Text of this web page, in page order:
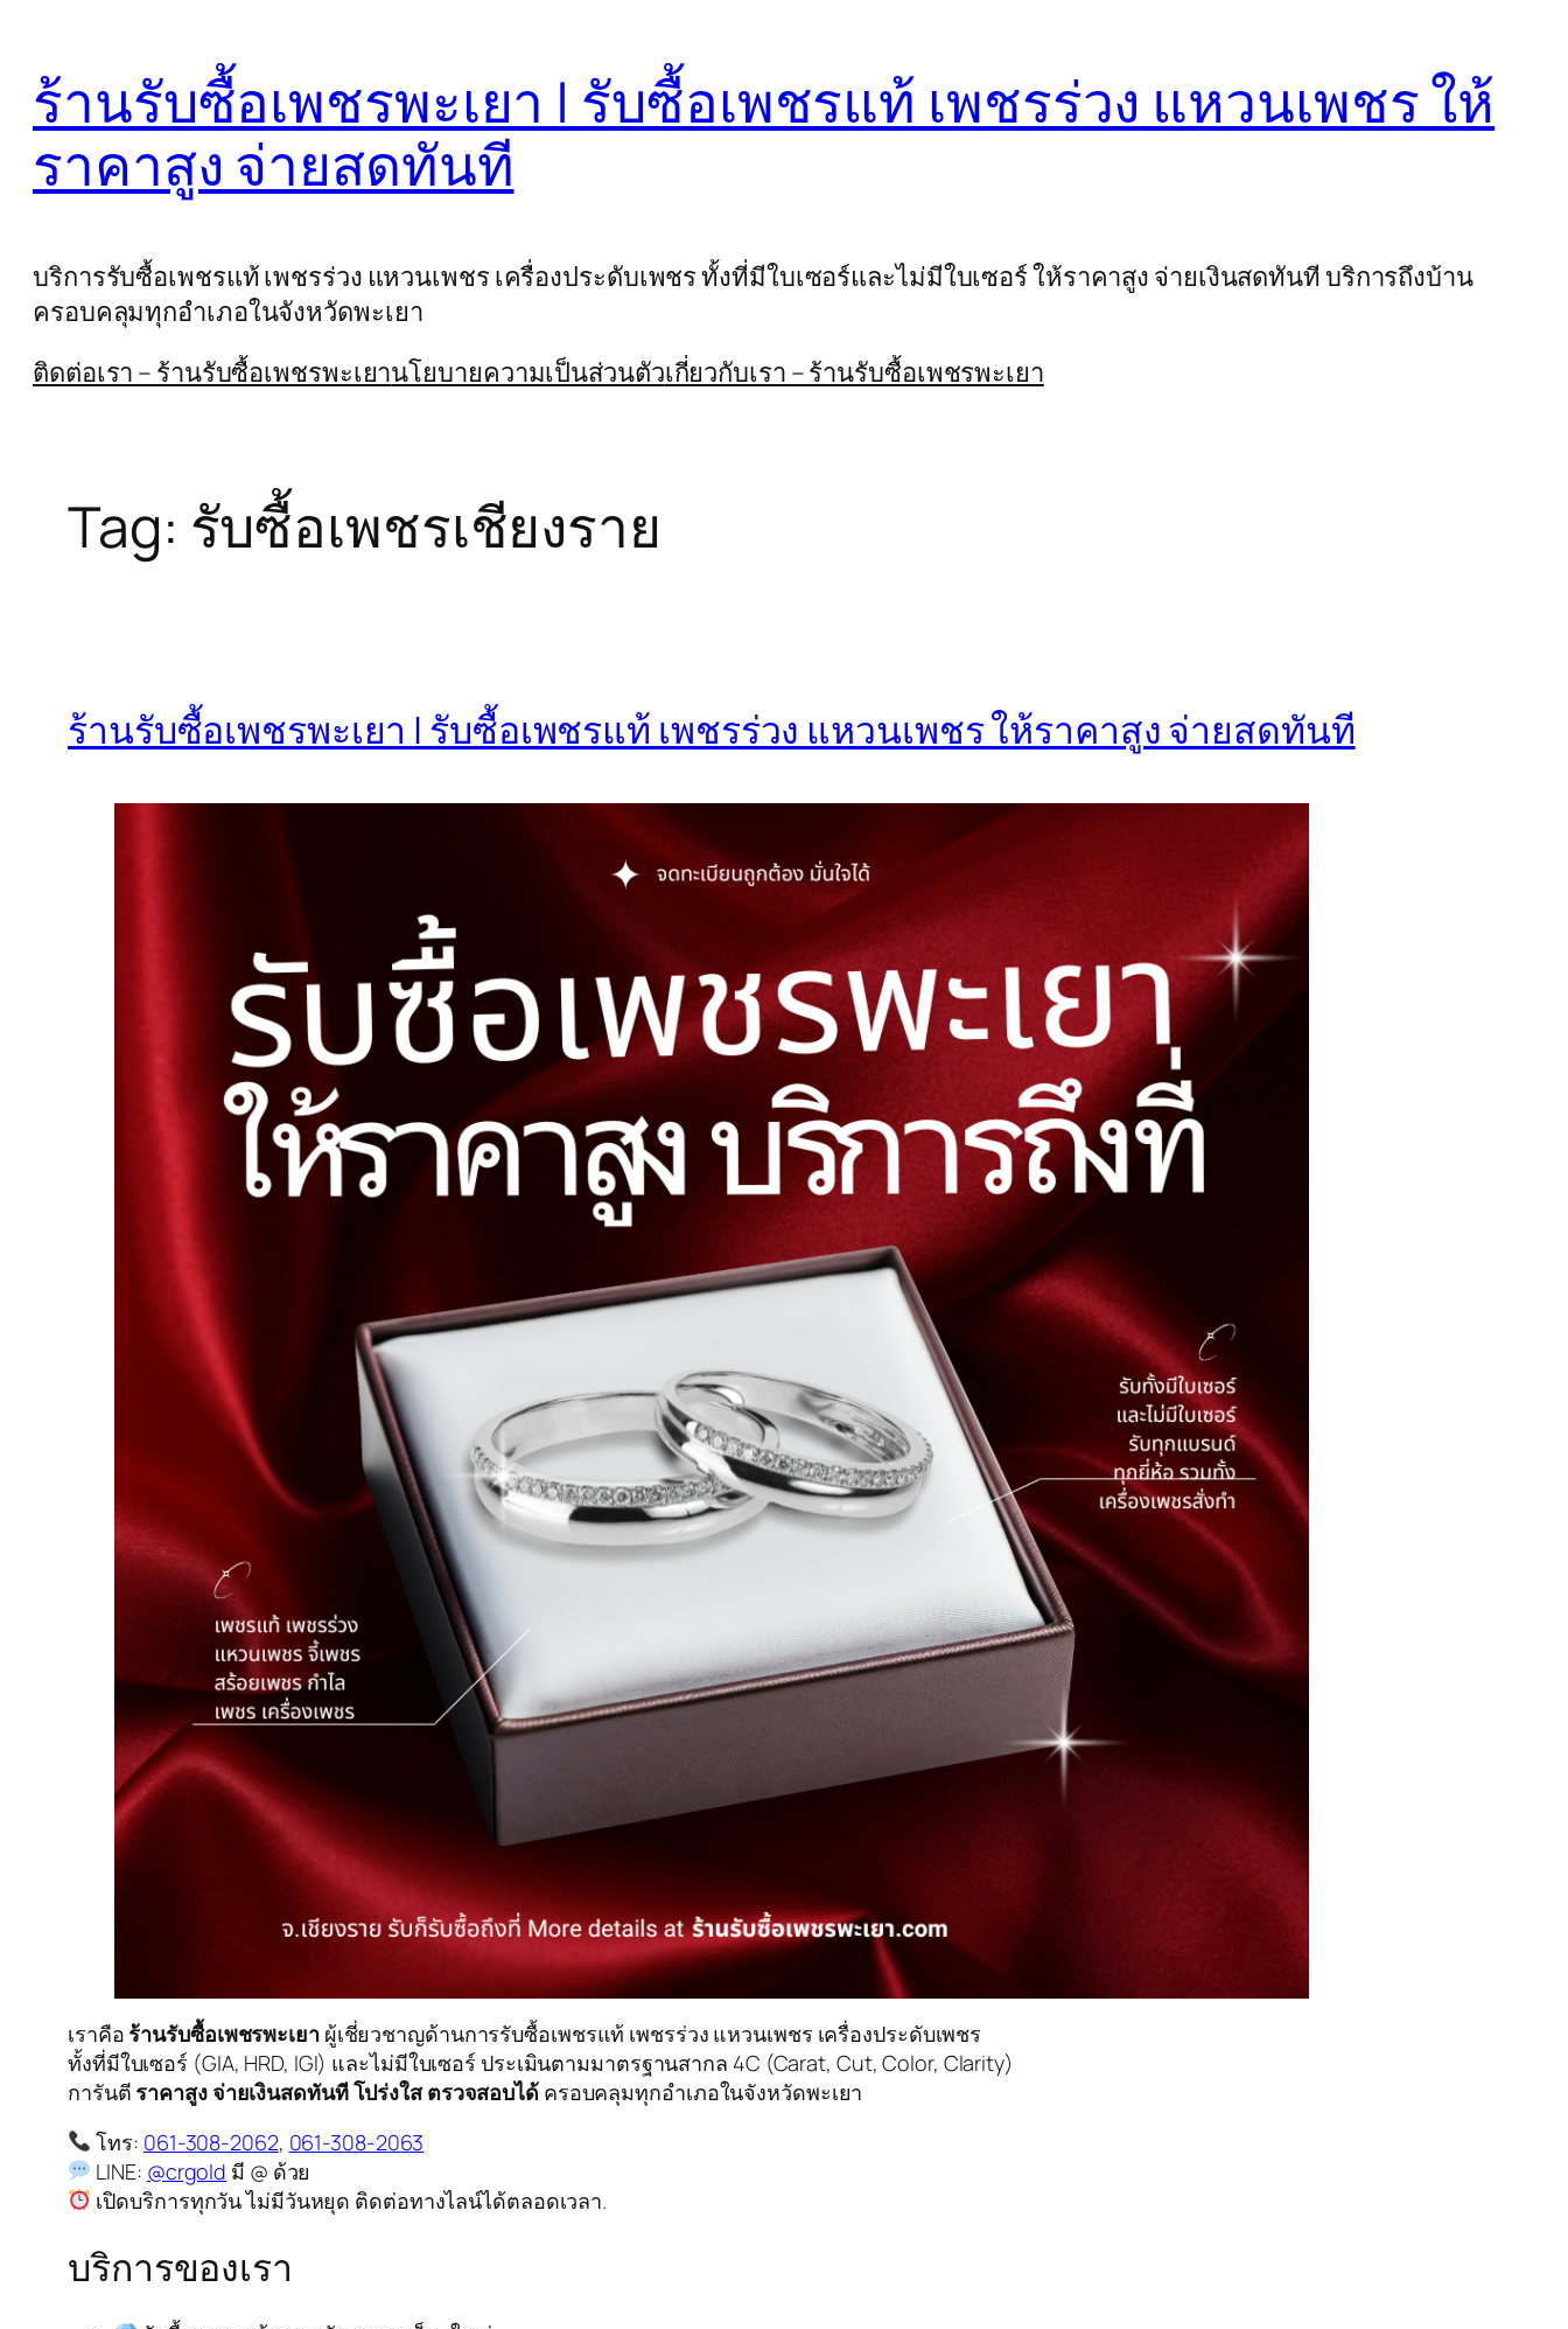
content
ร้านรับซื้อเพชรพะเยา | รับซื้อเพชรแท้ เพชรร่วง แหวนเพชร ให้
ราคาสูง จ่ายสดทันที
บริการรับซื้อเพชรแท้ เพชรร่วง แหวนเพชร เครื่องประดับเพชร ทั้งที่มีใบเซอร์และไม่มีใบเซอร์ ให้ราคาสูง จ่ายเงินสดทันที บริการถึงบ้าน
ครอบคลุมทุกอำเภอในจังหวัดพะเยา
ติดต่อเรา – ร้านรับซื้อเพชรพะเยานโยบายความเป็นส่วนตัวเกี่ยวกับเรา – ร้านรับซื้อเพชรพะเยา
Tag: รับซื้อเพชรเชียงราย
ร้านรับซื้อเพชรพะเยา | รับซื้อเพชรแท้ เพชรร่วง แหวนเพชร ให้ราคาสูง จ่ายสดทันที
เราคือ ร้านรับซื้อเพชรพะเยาผู้เชี่ยวชาญด้านการรับซื้อเพชรแท้ เพชรร่วง แหวนเพชร เครื่องประดับเพชร
ทั้งที่มีใบเซอร์ (GIA, HRD, IGI) และไม่มีใบเซอร์ ประเมินตามมาตรฐานสากล 4C (Carat, Cut, Color, Clarity)
การันตี ราคาสูง จ่ายเงินสดทันที โปร่งใส ตรวจสอบได้ครอบคลุมทุกอำเภอในจังหวัดพะเยา
โทร: 061-308-2062, 061-308-2063
LINE: @crgold มี @ ด้วย
เปิดบริการทุกวัน ไม่มีวันหยุด ติดต่อทางไลน์ได้ตลอดเวลา.
บริการของเรา